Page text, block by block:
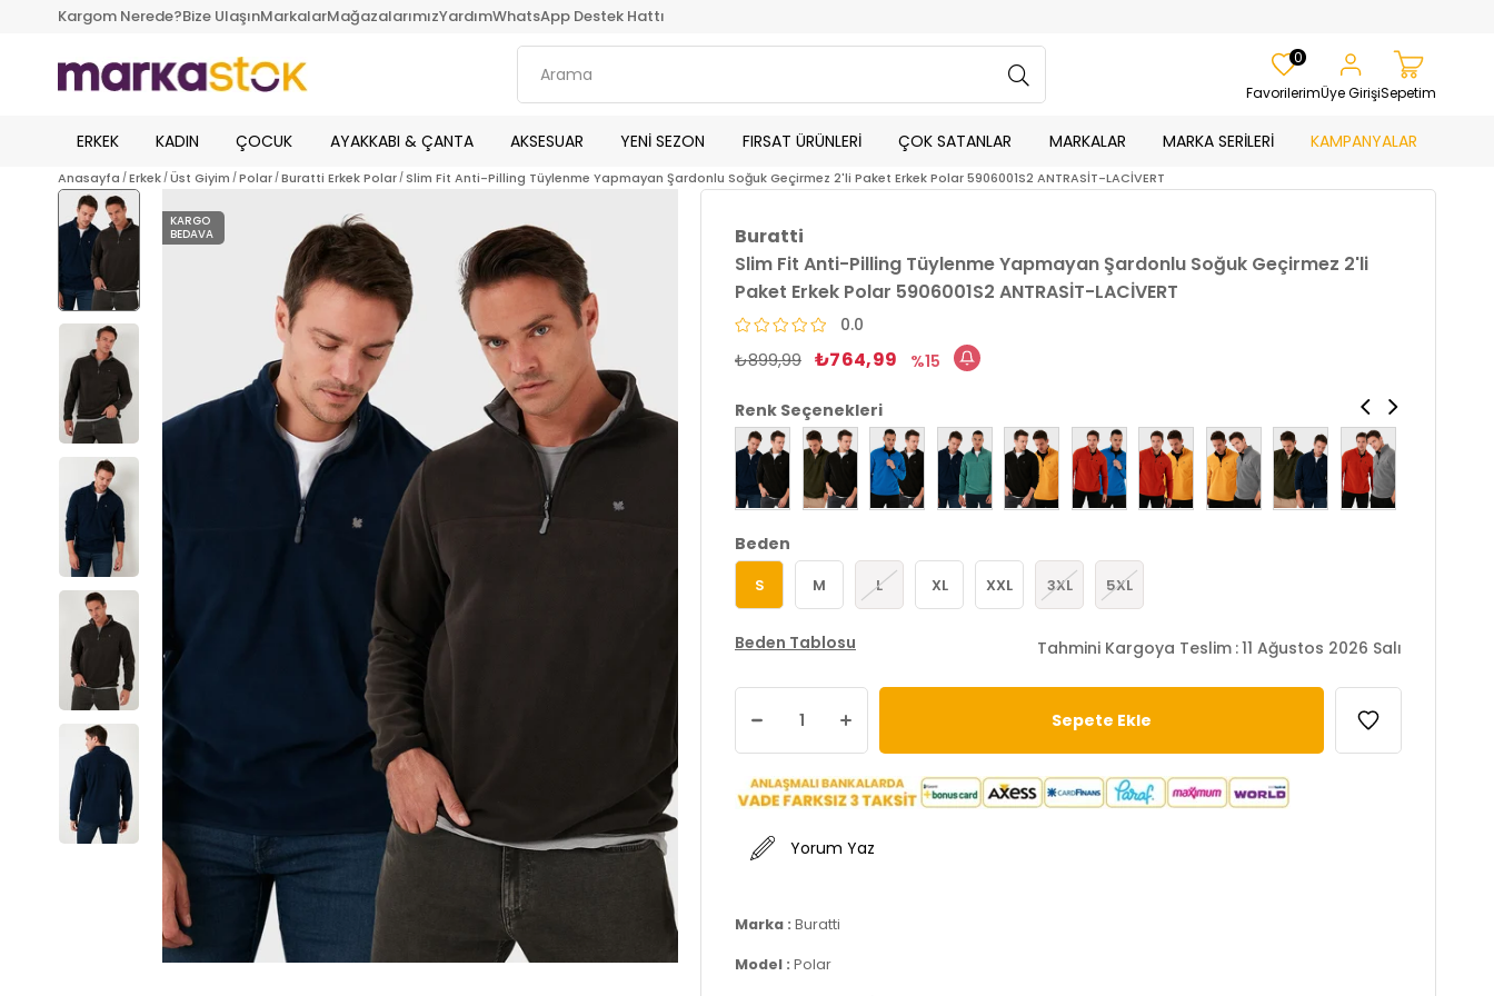
Kargom Nerede?Bize UlaşınMarkalarMağazalarımızYardımWhatsApp Destek Hattı
Favorilerim
0
Üye GirişiSepetim
ERKEK KADIN ÇOCUK AYAKKABI & ÇANTA AKSESUAR YENİ SEZON FIRSAT ÜRÜNLERİ ÇOK SATANLAR MARKALAR MARKA SERİLERİ KAMPANYALAR
Anasayfa Erkek Üst Giyim Polar Buratti Erkek Polar Slim Fit Anti-Pilling Tüylenme Yapmayan Şardonlu Soğuk Geçirmez 2'li Paket Erkek Polar 5906001S2 ANTRASİT-LACİVERT
KARGO
BEDAVA
Buratti
Slim Fit Anti-Pilling Tüylenme Yapmayan Şardonlu Soğuk Geçirmez 2'li
Paket Erkek Polar 5906001S2 ANTRASİT-LACİVERT
0.0
₺899,99 ₺764,99 15
Renk Seçenekleri
Beden
S M L XL XXL 3XL 5XL
Beden Tablosu Tahmini Kargoya Teslim :11 Ağustos 2026 Salı
Yorum Yaz
Marka : Buratti
Model : Polar